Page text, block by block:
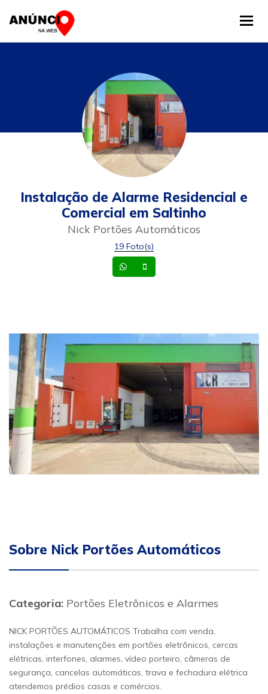
Instalação de Alarme Residencial e
Comercial em Saltinho
Nick Portões Automáticos
19 Foto(s)
Whatsapp
Sobre Nick Portões Automáticos
Categoria: Portões Eletrônicos e Alarmes
NICK PORTÕES AUTOMÁTICOS Trabalha com venda,
instalações e manutenções em portões eletrônicos, cercas
elétricas, interfones, alarmes, vídeo porteiro, câmeras de
segurança, cancelas automáticas, trava e fechadura elétrica
atendemos prédios casas e comércios.